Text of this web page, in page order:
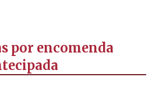
por encomenda